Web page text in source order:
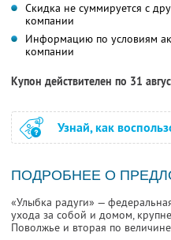
Скидка не суммируется с
компании
Информацию по условиям
компании
Купон действителен по 31
Узнай, как
ПОДРОБНЕЕ О
«Улыбка радуги» —
ухода за собой и домом,
Поволжье и вторая по